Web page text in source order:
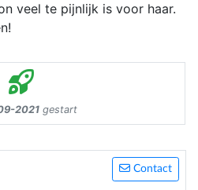
veel te pijnlijk is voor haar.
2021gestart
Contact